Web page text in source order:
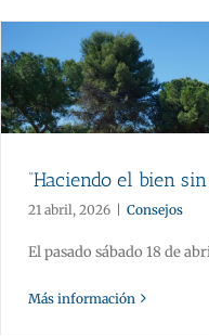
“Haciendo el bien
21 abril, 2026 Consejos
El pasado sábado 18 de
Más información